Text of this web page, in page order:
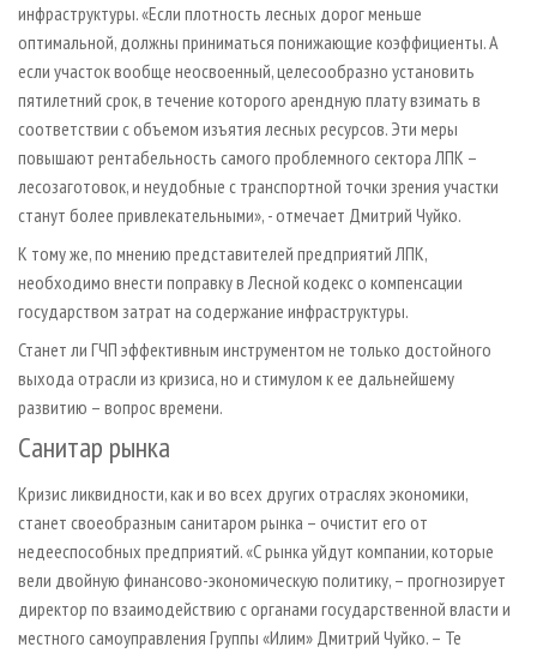
инфраструктуры. «Если плотность лесных дорог меньше
оптимальной, должны приниматься понижающие коэффициенты. А
если участок вообще неосвоенный, целесообразно установить
пятилетний срок, в течение которого арендную плату взимать в
соответствии с объемом изъятия лесных ресурсов. Эти меры
повышают рентабельность самого проблемного сектора ЛПК –
лесозаготовок, и неудобные с транспортной точки зрения участки
станут более привлекательными», - отмечает Дмитрий Чуйко.
К тому же, по мнению представителей предприятий ЛПК,
необходимо внести поправку в Лесной кодекс о компенсации
государством затрат на содержание инфраструктуры.
Станет ли ГЧП эффективным инструментом не только достойного
выхода отрасли из кризиса, но и стимулом к ее дальнейшему
развитию – вопрос времени.
Санитар рынка
Кризис ликвидности, как и во всех других отраслях экономики,
станет своеобразным санитаром рынка – очистит его от
недееспособных предприятий. «С рынка уйдут компании, которые
вели двойную финансово-экономическую политику, – прогнозирует
директор по взаимодействию с органами государственной власти и
местного самоуправления Группы «Илим» Дмитрий Чуйко. – Те